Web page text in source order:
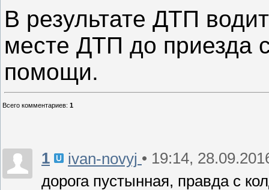
В результате ДТП
месте ДТП до приезда
помощи.
Всего комментариев: 1
1 ivan-novyj • 19:14,
дорога пустынная, правда с